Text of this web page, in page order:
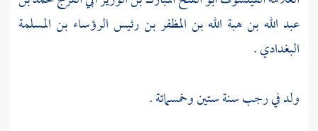
عبد الله بن هبة الله بن المظفر بن رئيس الرؤساء بن المسلمة
البغدادي .
ولد في رجب سنة ستين وخمسمائة .